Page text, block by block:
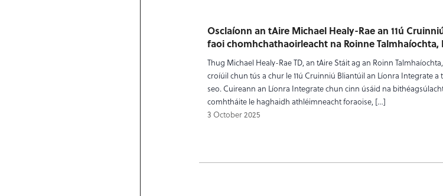
Osclaíonn an tAire Michael Healy-Rae an 11ú
faoi chomhchathaoirleacht na Roinne Talmhaíochta,
Thug Michael Healy-Rae TD, an tAire Stáit ag an Roinn
croíúil chun tús a chur le 11ú Cruinniú Bliantúil an Líonra Integrate
seo. Cuireann an Líonra Integrate chun cinn úsáid na
comhtháite le haghaidh athléimneacht foraoise, […]
3 October 2025